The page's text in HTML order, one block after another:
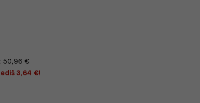
50,96 €
3,64 €!